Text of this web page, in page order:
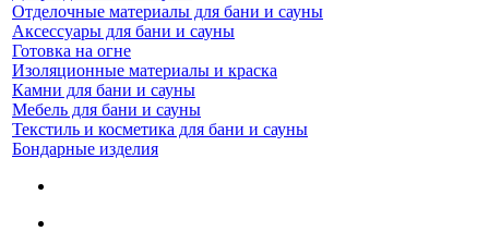
Отделочные материалы для бани и сауны
Аксессуары для бани и сауны
Готовка на огне
Изоляционные материалы и краска
Камни для бани и сауны
Мебель для бани и сауны
Текстиль и косметика для бани и сауны
Бондарные изделия